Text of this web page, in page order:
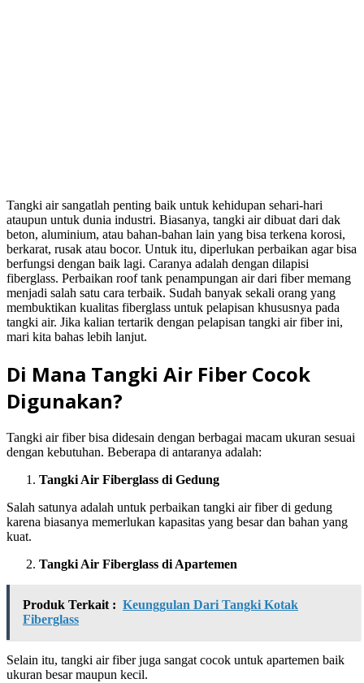
Tangki air sangatlah penting baik untuk kehidupan sehari-hari
ataupun untuk dunia industri. Biasanya, tangki air dibuat dari dak
beton, aluminium, atau bahan-bahan lain yang bisa terkena korosi,
berkarat, rusak atau bocor. Untuk itu, diperlukan perbaikan agar bisa
berfungsi dengan baik lagi. Caranya adalah dengan dilapisi
fiberglass. Perbaikan roof tank penampungan air dari fiber memang
menjadi salah satu cara terbaik. Sudah banyak sekali orang yang
membuktikan kualitas fiberglass untuk pelapisan khususnya pada
tangki air. Jika kalian tertarik dengan pelapisan tangki air fiber ini,
mari kita bahas lebih lanjut.
Di Mana Tangki Air Fiber Cocok
Digunakan?
Tangki air fiber bisa didesain dengan berbagai macam ukuran sesuai
dengan kebutuhan. Beberapa di antaranya adalah:
Tangki Air Fiberglass di Gedung
Salah satunya adalah untuk perbaikan tangki air fiber di gedung
karena biasanya memerlukan kapasitas yang besar dan bahan yang
kuat.
Tangki Air Fiberglass di Apartemen
Produk Terkait : Keunggulan Dari Tangki Kotak
Fiberglass
Selain itu, tangki air fiber juga sangat cocok untuk apartemen baik
ukuran besar maupun kecil.